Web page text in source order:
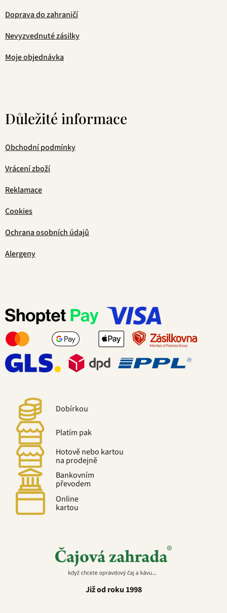
Doprava do zahraničí
Nevyzvednuté zásilky
Moje objednávka
Důležité informace
Obchodní podmínky
Vrácení zboží
Reklamace
Cookies
Ochrana osobních údajů
Alergeny
Dobírkou
Platím pak
Hotově nebo kartou
na prodejně
Bankovním
převodem
Online
kartou
Již od roku 1998